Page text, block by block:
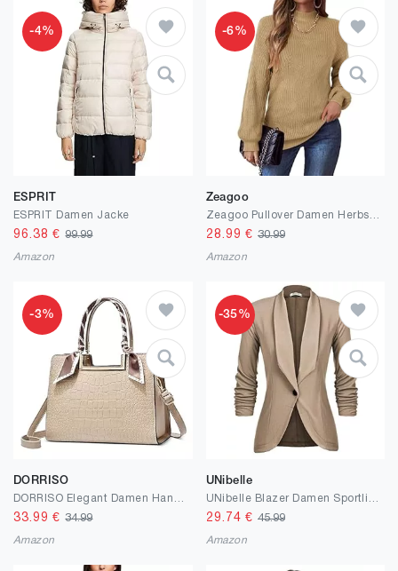
-4%
ESPRIT
ESPRIT Damen Jacke
96.38 €99.99
Amazon
-6%
Zeagoo
28.99 € 30.99
Amazon
-3%
DORRISO
33.99 €34.99
Amazon
-35%
UNibelle
29.74 € 45.99
Amazon